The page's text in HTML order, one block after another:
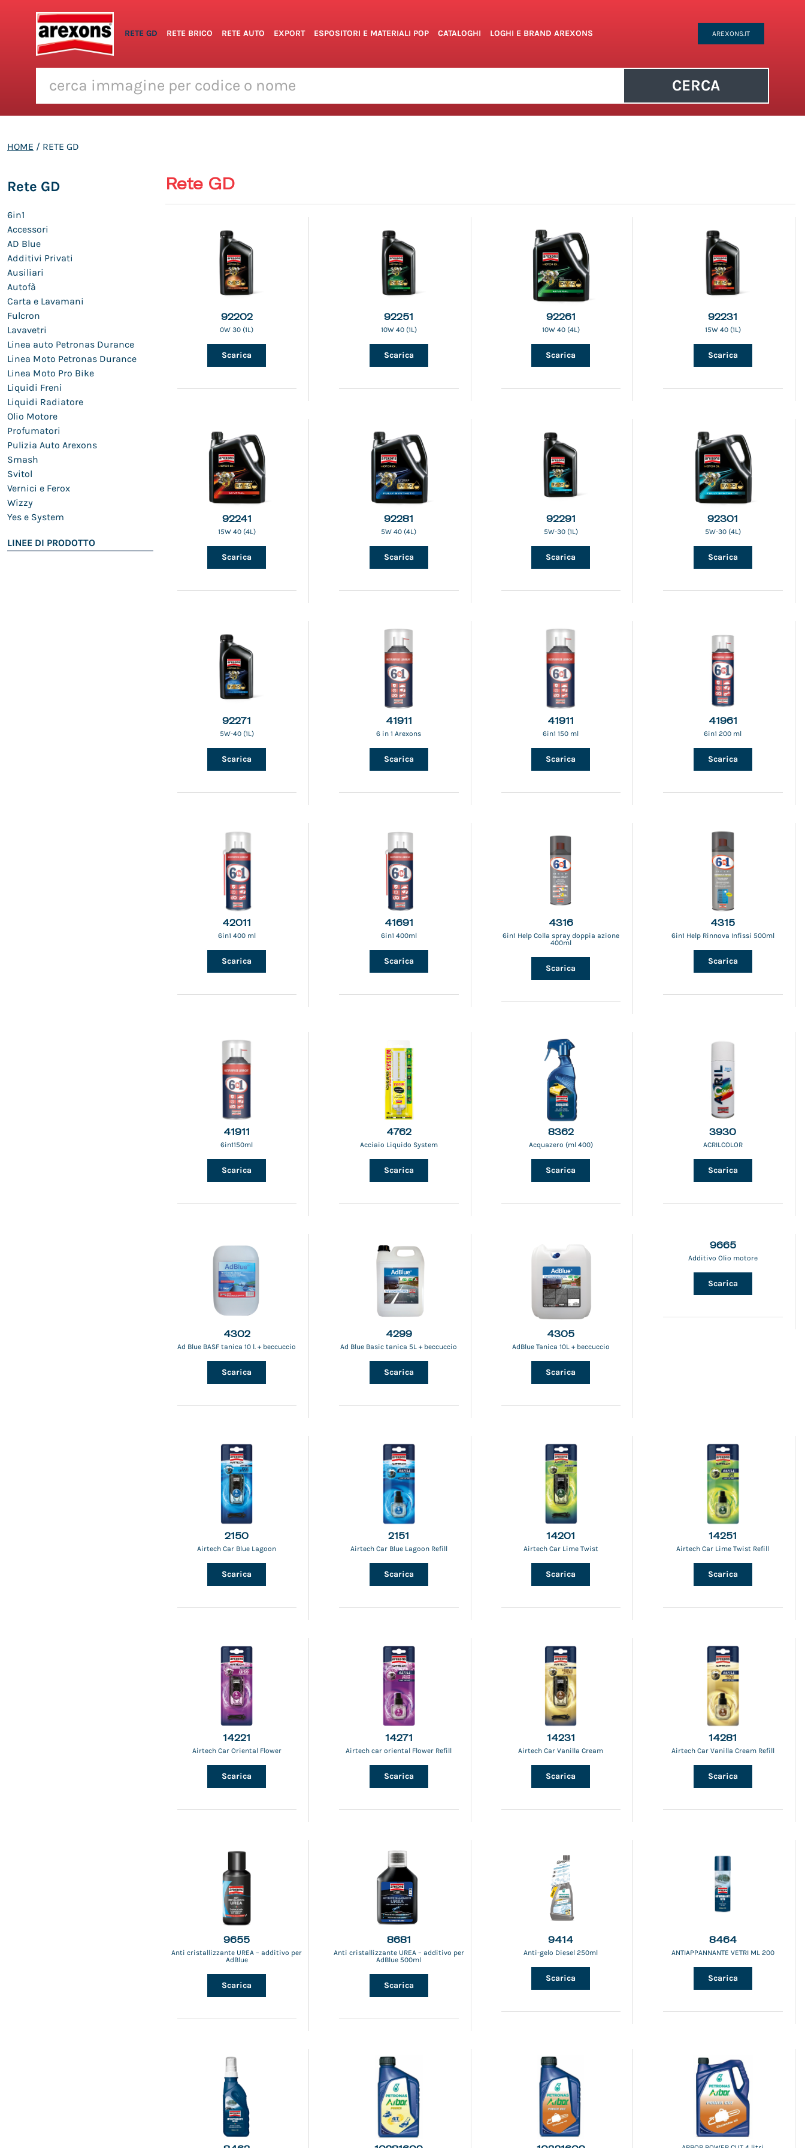
RETE GD RETE BRICO RETE AUTO EXPORT ESPOSITORI E MATERIALI POP CATALOGHI LOGHI E BRAND AREXONS AREXONS.IT
CERCA
HOME / RETE GD
Rete GD
6in1
Accessori
AD Blue
Additivi Privati
Ausiliari
Autofà
Carta e Lavamani
Fulcron
Lavavetri
Linea auto Petronas Durance
Linea Moto Petronas Durance
Linea Moto Pro Bike
Liquidi Freni
Liquidi Radiatore
Olio Motore
Profumatori
Pulizia Auto Arexons
Smash
Svitol
Vernici e Ferox
Wizzy
Yes e System
LINEE DI PRODOTTO
Rete GD
92202
0W 30 (1L)
Scarica
92251
10W 40 (1L)
Scarica
92261
10W 40 (4L)
Scarica
92231
15W 40 (1L)
Scarica
92241
15W 40 (4L)
Scarica
92281
5W 40 (4L)
Scarica
92291
5W-30 (1L)
Scarica
92301
5W-30 (4L)
Scarica
92271
5W-40 (1L)
Scarica
41911
6 in 1 Arexons
Scarica
41911
6in1 150 ml
Scarica
41961
6in1 200 ml
Scarica
42011
6in1 400 ml
Scarica
41691
6in1 400ml
Scarica
4316
6in1 Help Colla spray doppia azione
400ml
Scarica
4315
6in1 Help Rinnova Infissi 500ml
Scarica
41911
6in1150ml
Scarica
4762
Acciaio Liquido System
Scarica
8362
Acquazero (ml 400)
Scarica
3930
ACRILCOLOR
Scarica
4302
Ad Blue BASF tanica 10 l. + beccuccio
Scarica
4299
Ad Blue Basic tanica 5L + beccuccio
Scarica
4305
AdBlue Tanica 10L + beccuccio
Scarica
9665
Additivo Olio motore
Scarica
2150
Airtech Car Blue Lagoon
Scarica
2151
Airtech Car Blue Lagoon Refill
Scarica
14201
Airtech Car Lime Twist
Scarica
14251
Airtech Car Lime Twist Refill
Scarica
14221
Airtech Car Oriental Flower
Scarica
14271
Airtech car oriental Flower Refill
Scarica
14231
Airtech Car Vanilla Cream
Scarica
14281
Airtech Car Vanilla Cream Refill
Scarica
9655
Anti cristallizzante UREA – additivo per
AdBlue
Scarica
8681
Anti cristallizzante UREA – additivo per
AdBlue 500ml
Scarica
9414
Anti-gelo Diesel 250ml
Scarica
8464
ANTIAPPANNANTE VETRI ML 200
Scarica